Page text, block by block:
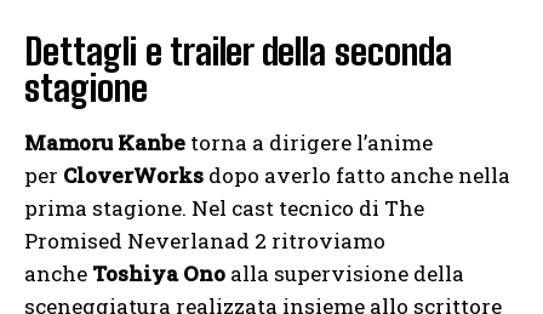
Dettagli e trailer della seconda
stagione
Mamoru Kanbe torna a dirigere l’anime
per CloverWorks dopo averlo fatto anche nella
prima stagione. Nel cast tecnico di The
Promised Neverlanad 2 ritroviamo
anche Toshiya Ono alla supervisione della
sceneggiatura realizzata insieme allo scrittore